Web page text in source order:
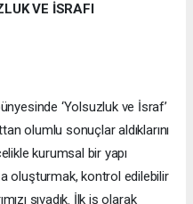
VE İSRAFI
‘Yolsuzluk ve İsraf’
olumlu sonuçlar aldıklarını
kurumsal bir yapı
oluşturmak, kontrol edilebilir
sıvadık. İlk iş olarak